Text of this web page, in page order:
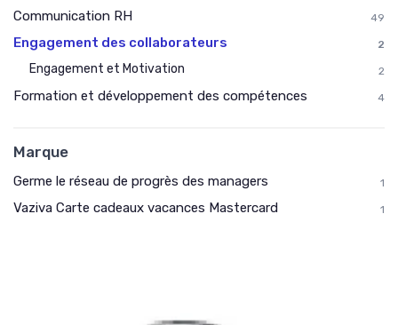
Communication RH 49
Engagement des collaborateurs 2
Engagement et Motivation 2
Formation et développement des compétences 4
Marque
Germe le réseau de progrès des managers 1
Vaziva Carte cadeaux vacances Mastercard 1